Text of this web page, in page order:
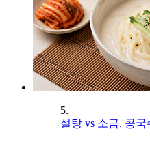
5.
설탕 vs 소금, 콩